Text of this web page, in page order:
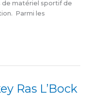
matériel sportif de
Parmi les
Ras L’Bock